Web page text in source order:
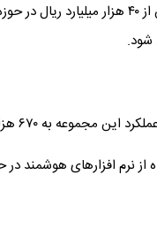
ایمیدرو به همراه شرکت های فوق سال
شود.
نرم افزارهای هوشمند در